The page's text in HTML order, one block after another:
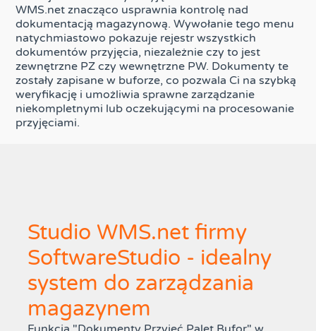
WMS.net znacząco usprawnia kontrolę nad
dokumentacją magazynową. Wywołanie tego menu
natychmiastowo pokazuje rejestr wszystkich
dokumentów przyjęcia, niezależnie czy to jest
zewnętrzne PZ czy wewnętrzne PW. Dokumenty te
zostały zapisane w buforze, co pozwala Ci na szybką
weryfikację i umożliwia sprawne zarządzanie
niekompletnymi lub oczekującymi na procesowanie
przyjęciami.
Studio WMS.net firmy
SoftwareStudio - idealny
system do zarządzania
magazynem